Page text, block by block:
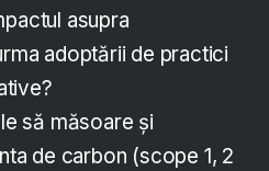
asupra
adoptării de practici
să măsoare și
de carbon (scope 1, 2